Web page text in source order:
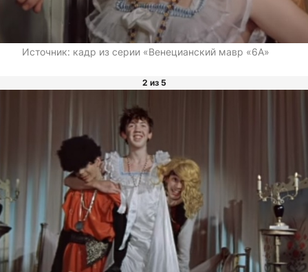
Источник: кадр из серии «Венецианский мавр «6А»
2 из 5